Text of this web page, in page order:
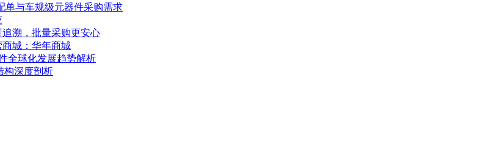
与车规级元器件采购需求
溯，批量采购更安心
城：华年商城
全球化发展趋势解析
构深度剖析